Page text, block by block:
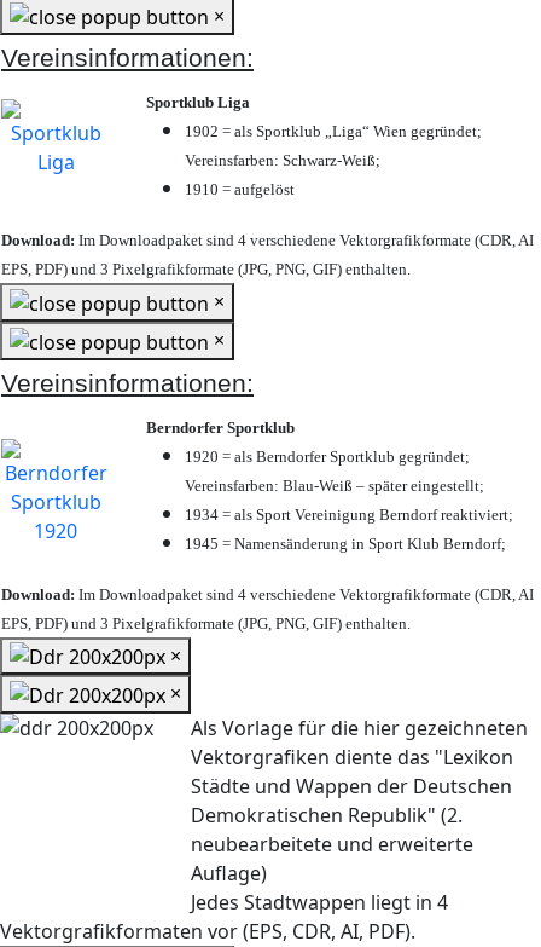
×
Vereinsinformationen:
Sportklub Liga
1902 = als Sportklub „Liga“ Wien gegründet;
Vereinsfarben: Schwarz-Weiß;
1910 = aufgelöst
Download: Im Downloadpaket sind 4 verschiedene Vektorgrafikformate (CDR, AI
EPS, PDF) und 3 Pixelgrafikformate (JPG, PNG, GIF) enthalten.
×
×
Vereinsinformationen:
Berndorfer Sportklub
1920 = als Berndorfer Sportklub gegründet;
Vereinsfarben: Blau-Weiß – später eingestellt;
1934 = als Sport Vereinigung Berndorf reaktiviert;
1945 = Namensänderung in Sport Klub Berndorf;
Download: Im Downloadpaket sind 4 verschiedene Vektorgrafikformate (CDR, AI
EPS, PDF) und 3 Pixelgrafikformate (JPG, PNG, GIF) enthalten.
×
×
Als Vorlage für die hier gezeichneten
Vektorgrafiken diente das "Lexikon
Städte und Wappen der Deutschen
Demokratischen Republik" (2.
neubearbeitete und erweiterte
Auflage)
Jedes Stadtwappen liegt in 4
Vektorgrafikformaten vor (EPS, CDR, AI, PDF).